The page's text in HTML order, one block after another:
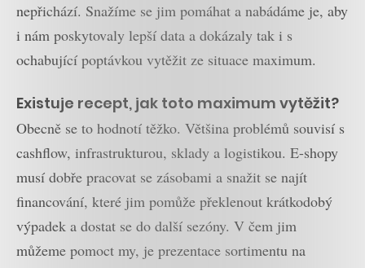
nepřichází. Snažíme se jim pomáhat a nabádáme je, aby
i nám poskytovaly lepší data a dokázaly tak i s
ochabující poptávkou vytěžit ze situace maximum.
Existuje recept, jak toto maximum vytěžit?
Obecně se to hodnotí těžko. Většina problémů souvisí s
cashflow, infrastrukturou, sklady a logistikou. E-shopy
musí dobře pracovat se zásobami a snažit se najít
financování, které jim pomůže překlenout krátkodobý
výpadek a dostat se do další sezóny. V čem jim
můžeme pomoct my, je prezentace sortimentu na